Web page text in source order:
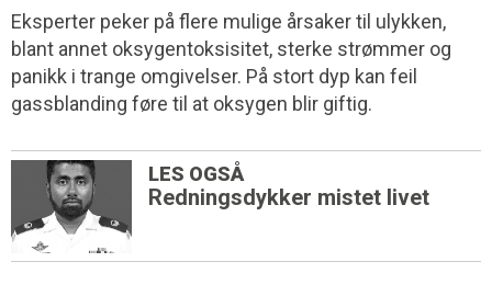
Eksperter peker på flere mulige årsaker til ulykken,
blant annet oksygen­toksisitet, sterke strømmer og
panikk i trange omgivelser. På stort dyp kan feil
gassblanding føre til at oksygen blir giftig.
LES OGSÅ
Redningsdykker mistet livet